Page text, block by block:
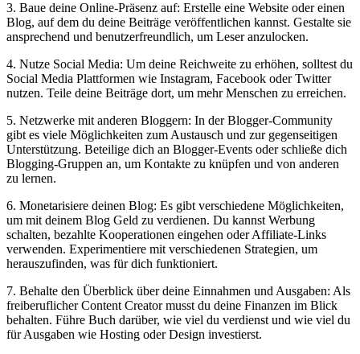
3. Baue deine Online-Präsenz auf:‍ Erstelle eine Website oder einen
Blog, auf⁤ dem du deine‍ Beiträge veröffentlichen ⁣kannst. Gestalte sie
ansprechend und benutzerfreundlich, um Leser anzulocken.
4. Nutze Social Media: Um deine Reichweite zu ‌erhöhen, solltest du
Social Media ‌Plattformen wie Instagram, Facebook oder Twitter
nutzen. Teile deine Beiträge dort, um mehr Menschen zu erreichen.
5. Netzwerke mit anderen Bloggern: In der​ Blogger-Community
gibt es viele‌ Möglichkeiten ‌zum Austausch ‌und zur gegenseitigen
Unterstützung. Beteilige ‌dich an Blogger-Events oder schließe dich
Blogging-Gruppen an, um Kontakte zu knüpfen und von anderen
zu lernen.
6. Monetarisiere deinen Blog: Es gibt verschiedene Möglichkeiten,
um mit deinem Blog Geld zu verdienen. Du ‌kannst Werbung
schalten, bezahlte Kooperationen eingehen oder Affiliate-Links
verwenden. ⁢Experimentiere mit verschiedenen Strategien, um
herauszufinden, was für dich funktioniert.
7. Behalte den Überblick über deine Einnahmen und Ausgaben: Als
freiberuflicher Content Creator⁢ musst du‌ deine Finanzen im Blick
behalten. Führe ‍Buch darüber, wie viel du verdienst⁣ und wie viel du
für Ausgaben ⁤wie Hosting oder Design investierst.